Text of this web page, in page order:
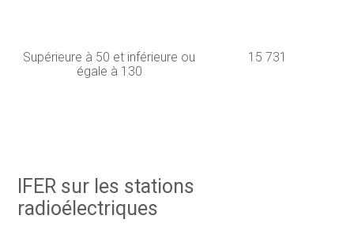
Supérieure à 50 et inférieure ou
égale à 130
15 731
IFER sur les stations
radioélectriques